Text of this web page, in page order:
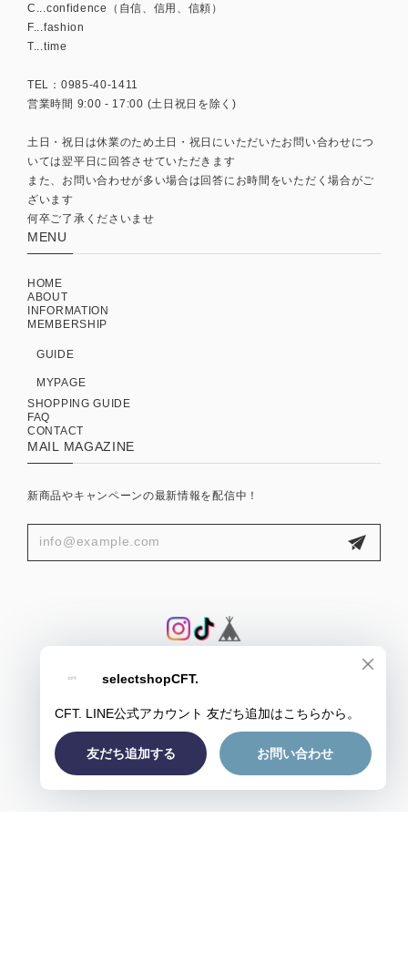
C...confidence（自信、信用、信頼）
F...fashion
T...time
TEL：0985-40-1411
営業時間 9:00 - 17:00 (土日祝日を除く)
土日・祝日は休業のため土日・祝日にいただいたお問い合わせにつ
いては翌平日に回答させていただきます
また、お問い合わせが多い場合は回答にお時間をいただく場合がご
ざいます
何卒ご了承くださいませ
MENU
HOME
ABOUT
INFORMATION
MEMBERSHIP
GUIDE
MYPAGE
SHOPPING GUIDE
FAQ
CONTACT
MAIL MAGAZINE
新商品やキャンペーンの最新情報を配信中！